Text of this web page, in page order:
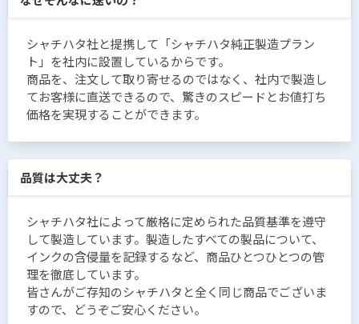
シャチハタ社と提携して「シャチハタ純正製造プラン
ト」を社内に設置しているからです。
商品を、注文して取り寄せるのではなく、社内で製造し
てお客様に直送できるので、驚きのスピードとお値打ち
価格を実現することができます。
品質は大丈夫？
シャチハタ社によって厳格に定められた品質基準を遵守
して製造しています。製造したすべての製品について、
インクの含侵量を記録するなど、商品ひとつひとつの管
理を徹底しています。
皆さんがご存知のシャチハタと全く同じ商品でございま
すので、どうぞご安心ください。